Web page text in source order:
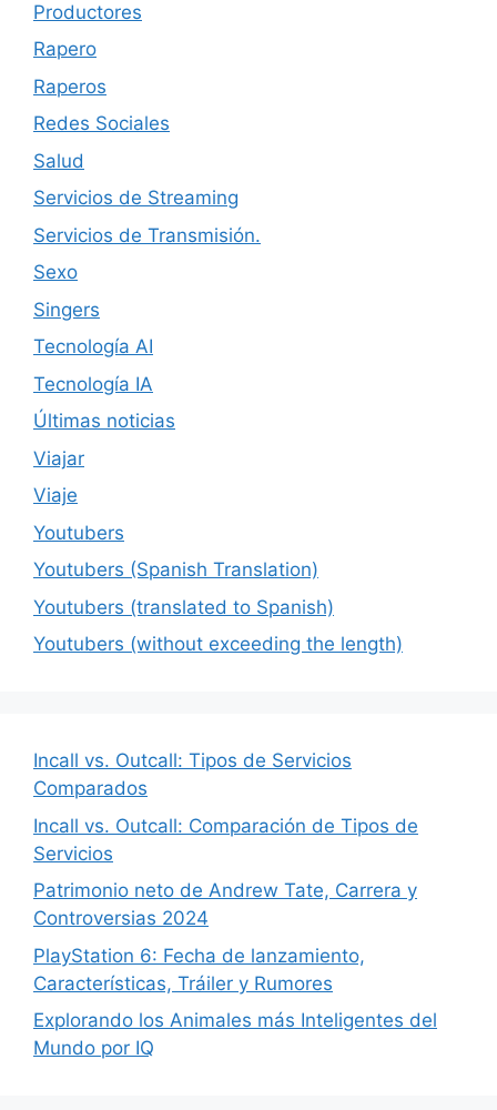
Productores
Rapero
Raperos
Redes Sociales
Salud
Servicios de Streaming
Servicios de Transmisión.
Sexo
Singers
Tecnología AI
Tecnología IA
Últimas noticias
Viajar
Viaje
Youtubers
Youtubers (Spanish Translation)
Youtubers (translated to Spanish)
Youtubers (without exceeding the length)
Incall vs. Outcall: Tipos de Servicios
Comparados
Incall vs. Outcall: Comparación de Tipos de
Servicios
Patrimonio neto de Andrew Tate, Carrera y
Controversias 2024
PlayStation 6: Fecha de lanzamiento,
Características, Tráiler y Rumores
Explorando los Animales más Inteligentes del
Mundo por IQ